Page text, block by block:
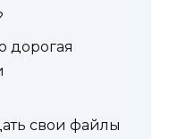
дорогая
свои файлы